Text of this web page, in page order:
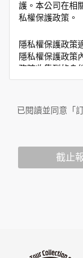
護。本公司在相
私權保護政策。
隱私權保護政策
隱私權保護政策
務時收集到的身
作與本公司合作
人員。例如您透
放連結的廠商也
人資訊，這些廣
您個人在本網站
您所提供的姓名
已閱讀並同意「
截止